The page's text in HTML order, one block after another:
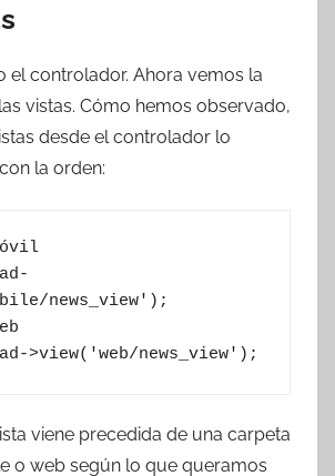
el controlador. Ahora vemos la
vistas. Cómo hemos observado,
desde el controlador lo
la orden:
news_view');
viene precedida de una carpeta
o web según lo que queramos